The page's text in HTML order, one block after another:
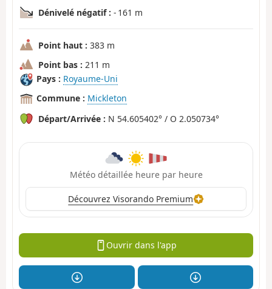
Dénivelé négatif : - 161 m
Point haut : 383 m
Point bas : 211 m
Pays : Royaume-Uni
Commune : Mickleton
Départ/Arrivée : N 54.605402° / O 2.050734°
Météo détaillée heure par heure
Découvrez Visorando Premium
Ouvrir dans l'app